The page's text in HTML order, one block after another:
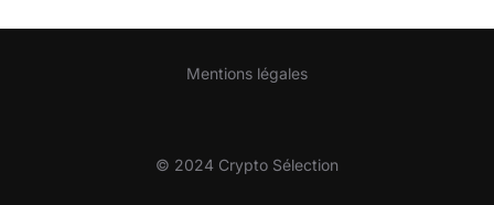
Mentions légales
© 2024 Crypto Sélection